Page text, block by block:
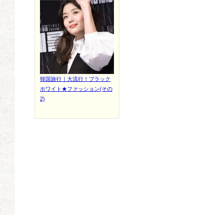
韓国旅行｜大流行！ブラック
ホワイト★ファッション(その
2)